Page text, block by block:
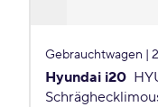
Gebrauchtwagen |
Hyundai i20